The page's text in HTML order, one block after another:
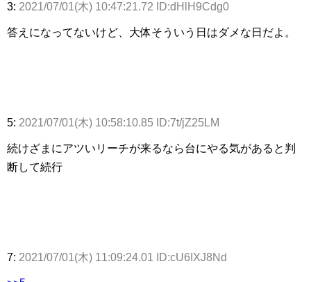
3: 2021/07/01(木) 10:47:21.72 ID:dHlH9Cdg0
答えになってないけど、大体そういう日はダメな日だよ。
5: 2021/07/01(木) 10:58:10.85 ID:7t/jZ25LM
続けざまにアツいリーチが来るなら台にやる気があると判
断して続行
7: 2021/07/01(木) 11:09:24.01 ID:cU6IXJ8Nd